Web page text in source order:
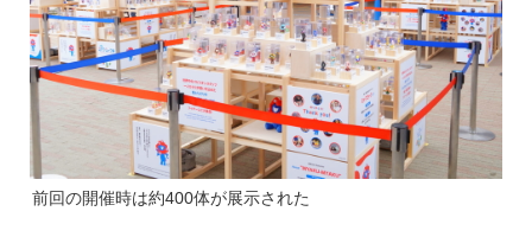
前回の開催時は約400体が展示された